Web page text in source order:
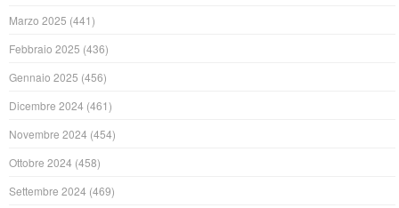
Marzo 2025 (441)
Febbraio 2025 (436)
Gennaio 2025 (456)
Dicembre 2024 (461)
Novembre 2024 (454)
Ottobre 2024 (458)
Settembre 2024 (469)